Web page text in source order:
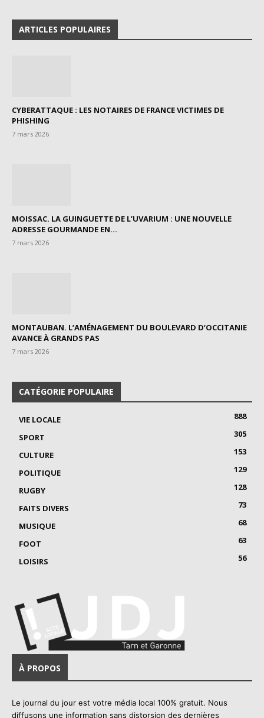
ARTICLES POPULAIRES
CYBERATTAQUE : LES NOTAIRES DE FRANCE VICTIMES DE
PHISHING
7 mars 2026
MOISSAC. LA GUINGUETTE DE L’UVARIUM : UNE NOUVELLE
ADRESSE GOURMANDE EN...
7 mars 2026
MONTAUBAN. L’AMÉNAGEMENT DU BOULEVARD D’OCCITANIE
AVANCE À GRANDS PAS
7 mars 2026
CATÉGORIE POPULAIRE
VIE LOCALE
888
SPORT
305
CULTURE
153
POLITIQUE
129
RUGBY
128
FAITS DIVERS
73
MUSIQUE
68
FOOT
63
LOISIRS
56
À PROPOS
Le journal du jour est votre média local 100% gratuit. Nous
diffusons une information sans distorsion des dernières